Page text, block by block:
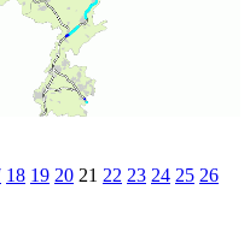
18 19 20 21 22 23 24 25 26